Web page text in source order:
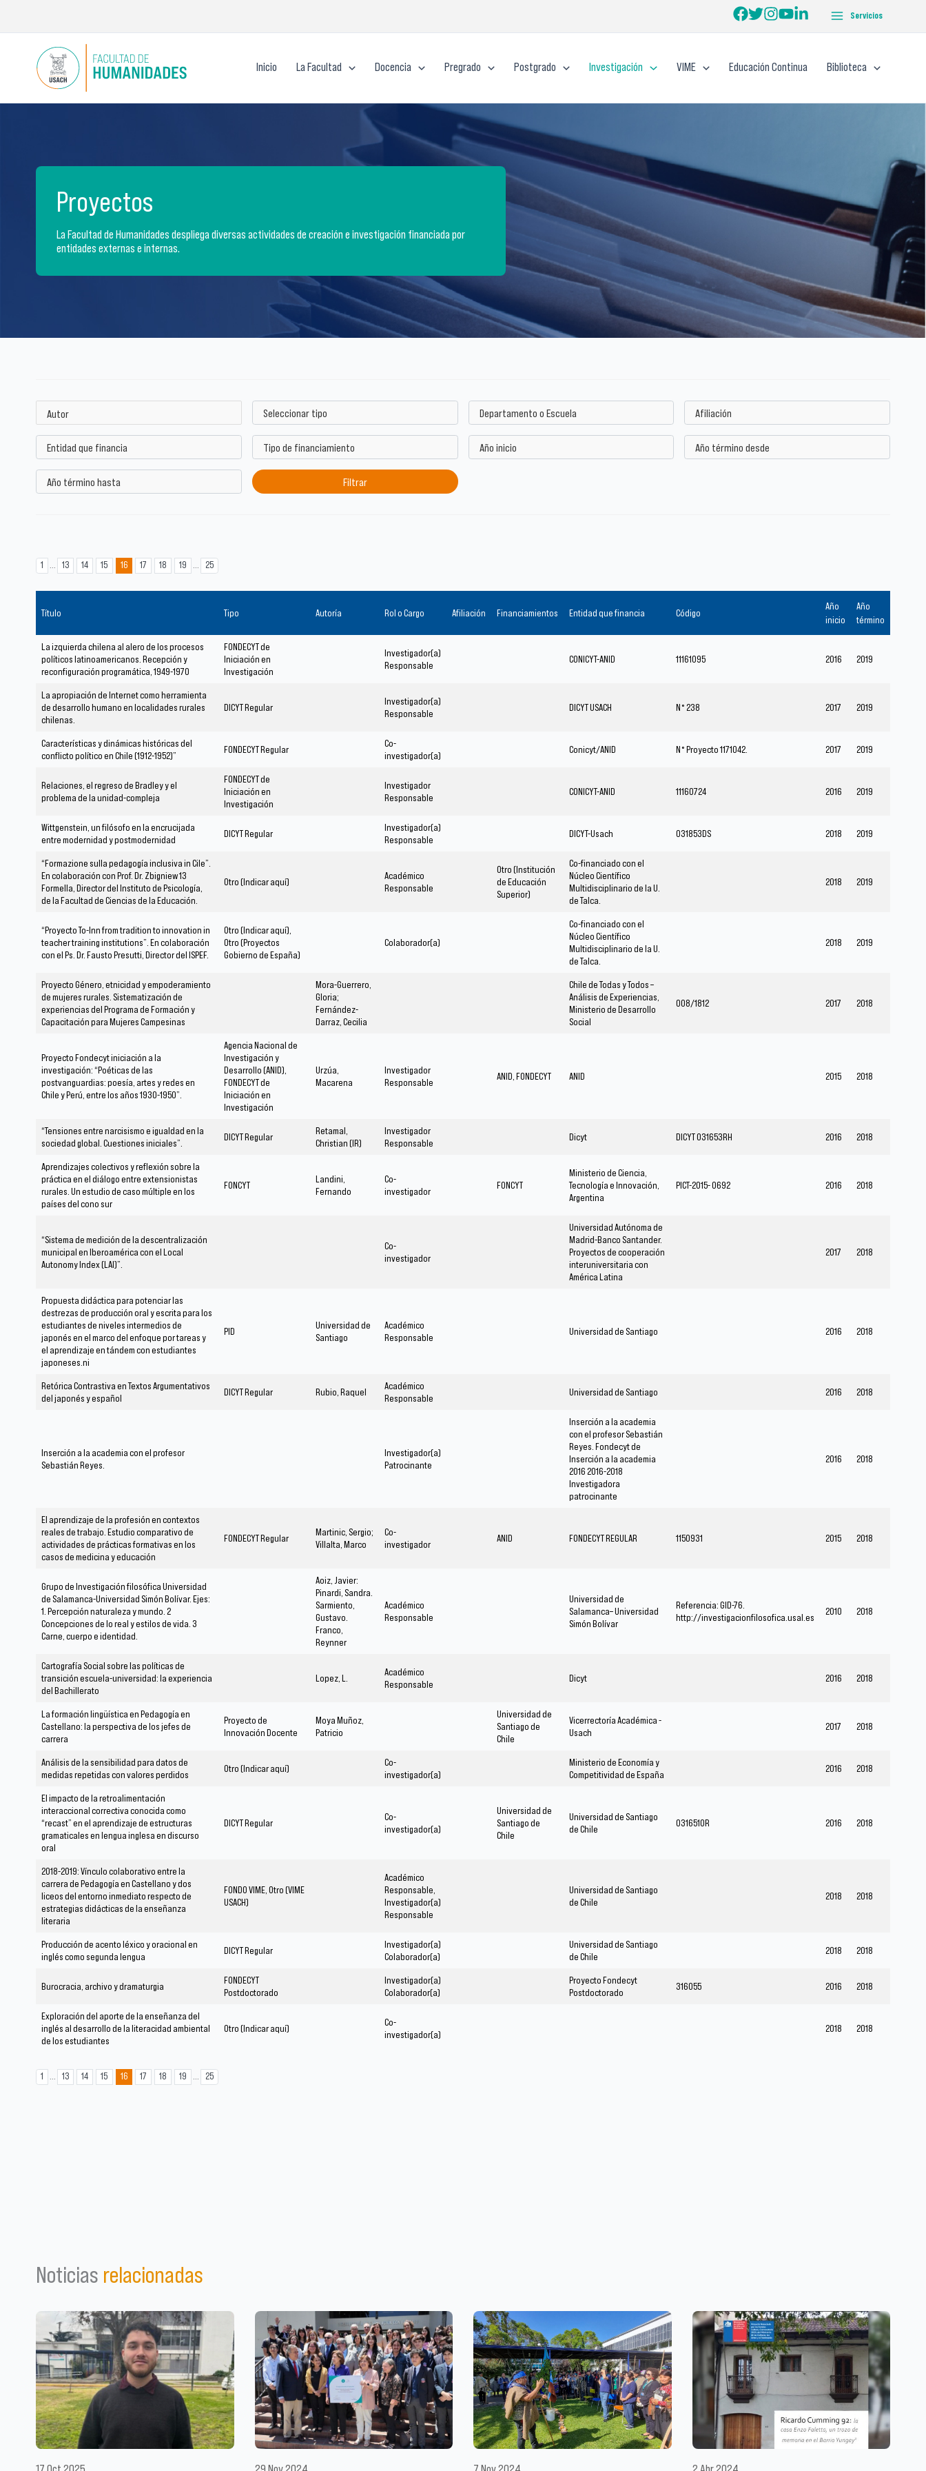
Servicios
Inicio La Facultad Docencia Pregrado Postgrado Investigación VIME Educación Continua Biblioteca
Proyectos
La Facultad de Humanidades despliega diversas actividades de creación e investigación financiada por
entidades externas e internas.
1 ... 13 14 15 16 17 18 19 ... 25
Título Tipo Autoría Rol o Cargo Afiliación Financiamientos Entidad que financia Código
Año
inicio
Año
término
La izquierda chilena al alero de los procesos
políticos latinoamericanos. Recepción y
reconfiguración programática, 1949-1970
FONDECYT de
Iniciación en
Investigación
Investigador(a)
Responsable
CONICYT-ANID 11161095 2016 2019
La apropiación de Internet como herramienta
de desarrollo humano en localidades rurales
chilenas.
DICYT Regular
Investigador(a)
Responsable
DICYT USACH N° 238 2017 2019
Características y dinámicas históricas del
conflicto político en Chile (1912-1952)”
FONDECYT Regular
Co-
investigador(a)
Conicyt/ANID N° Proyecto 1171042. 2017 2019
Relaciones, el regreso de Bradley y el
problema de la unidad-compleja
FONDECYT de
Iniciación en
Investigación
Investigador
Responsable
CONICYT-ANID 11160724 2016 2019
Wittgenstein, un filósofo en la encrucijada
entre modernidad y postmodernidad
DICYT Regular
Investigador(a)
Responsable
DICYT-Usach 031853DS 2018 2019
“Formazione sulla pedagogía inclusiva in Cile”.
En colaboración con Prof. Dr. Zbigniew 13
Formella, Director del Instituto de Psicología,
de la Facultad de Ciencias de la Educación.
Otro (Indicar aquí)
Académico
Responsable
Otro (Institución
de Educación
Superior)
Co-financiado con el
Núcleo Científico
Multidisciplinario de la U.
de Talca.
2018 2019
“Proyecto To-Inn from tradition to innovation in
teacher training institutions”. En colaboración
con el Ps. Dr. Fausto Presutti, Director del ISPEF.
Otro (Indicar aquí),
Otro (Proyectos
Gobierno de España)
Colaborador(a)
Co-financiado con el
Núcleo Científico
Multidisciplinario de la U.
de Talca.
2018 2019
Proyecto Género, etnicidad y empoderamiento
de mujeres rurales. Sistematización de
experiencias del Programa de Formación y
Capacitación para Mujeres Campesinas
Mora-Guerrero,
Gloria;
Fernández-
Darraz, Cecilia
Chile de Todas y Todos –
Análisis de Experiencias,
Ministerio de Desarrollo
Social
008/1812 2017 2018
Proyecto Fondecyt iniciación a la
investigación: “Poéticas de las
postvanguardias: poesía, artes y redes en
Chile y Perú, entre los años 1930-1950”.
Agencia Nacional de
Investigación y
Desarrollo (ANID),
FONDECYT de
Iniciación en
Investigación
Urzúa,
Macarena
Investigador
Responsable
ANID, FONDECYT ANID 2015 2018
“Tensiones entre narcisismo e igualdad en la
sociedad global. Cuestiones iniciales”.
DICYT Regular
Retamal,
Christian (IR)
Investigador
Responsable
Dicyt DICYT 031653RH 2016 2018
Aprendizajes colectivos y reflexión sobre la
práctica en el diálogo entre extensionistas
rurales. Un estudio de caso múltiple en los
países del cono sur
FONCYT
Landini,
Fernando
Co-
investigador
FONCYT
Ministerio de Ciencia,
Tecnología e Innovación,
Argentina
PICT-2015- 0692 2016 2018
“Sistema de medición de la descentralización
municipal en Iberoamérica con el Local
Autonomy Index (LAI)”.
Co-
investigador
Universidad Autónoma de
Madrid-Banco Santander.
Proyectos de cooperación
interuniversitaria con
América Latina
2017 2018
Propuesta didáctica para potenciar las
destrezas de producción oral y escrita para los
estudiantes de niveles intermedios de
japonés en el marco del enfoque por tareas y
el aprendizaje en tándem con estudiantes
japoneses.ni
PID
Universidad de
Santiago
Académico
Responsable
Universidad de Santiago 2016 2018
Retórica Contrastiva en Textos Argumentativos
del japonés y español
DICYT Regular Rubio, Raquel
Académico
Responsable
Universidad de Santiago 2016 2018
Inserción a la academia con el profesor
Sebastián Reyes.
Investigador(a)
Patrocinante
Inserción a la academia
con el profesor Sebastián
Reyes. Fondecyt de
Inserción a la academia
2016 2016-2018
Investigadora
patrocinante
2016 2018
El aprendizaje de la profesión en contextos
reales de trabajo. Estudio comparativo de
actividades de prácticas formativas en los
casos de medicina y educación
FONDECYT Regular
Martinic, Sergio;
Villalta, Marco
Co-
investigador
ANID FONDECYT REGULAR 1150931 2015 2018
Grupo de Investigación filosófica Universidad
de Salamanca-Universidad Simón Bolívar. Ejes:
1. Percepción naturaleza y mundo. 2
Concepciones de lo real y estilos de vida. 3
Carne, cuerpo e identidad.
Aoiz, Javier:
Pinardi, Sandra.
Sarmiento,
Gustavo.
Franco,
Reynner
Académico
Responsable
Universidad de
Salamanca– Universidad
Simón Bolívar
Referencia: GID-76.
http://investigacionfilosofica.usal.es
2010 2018
Cartografía Social sobre las políticas de
transición escuela-universidad: la experiencia
del Bachillerato
Lopez, L.
Académico
Responsable
Dicyt 2016 2018
La formación lingüística en Pedagogía en
Castellano: la perspectiva de los jefes de
carrera
Proyecto de
Innovación Docente
Moya Muñoz,
Patricio
Universidad de
Santiago de
Chile
Vicerrectoría Académica -
Usach
2017 2018
Análisis de la sensibilidad para datos de
medidas repetidas con valores perdidos
Otro (Indicar aquí)
Co-
investigador(a)
Ministerio de Economía y
Competitividad de España
2016 2018
El impacto de la retroalimentación
interaccional correctiva conocida como
“recast” en el aprendizaje de estructuras
gramaticales en lengua inglesa en discurso
oral
DICYT Regular
Co-
investigador(a)
Universidad de
Santiago de
Chile
Universidad de Santiago
de Chile
031651OR 2016 2018
2018-2019: Vínculo colaborativo entre la
carrera de Pedagogía en Castellano y dos
liceos del entorno inmediato respecto de
estrategias didácticas de la enseñanza
literaria
FONDO VIME, Otro (VIME
USACH)
Académico
Responsable,
Investigador(a)
Responsable
Universidad de Santiago
de Chile
2018 2018
Producción de acento léxico y oracional en
inglés como segunda lengua
DICYT Regular
Investigador(a)
Colaborador(a)
Universidad de Santiago
de Chile
2018 2018
Burocracia, archivo y dramaturgia
FONDECYT
Postdoctorado
Investigador(a)
Colaborador(a)
Proyecto Fondecyt
Postdoctorado
316055 2016 2018
Exploración del aporte de la enseñanza del
inglés al desarrollo de la literacidad ambiental
de los estudiantes
Otro (Indicar aquí)
Co-
investigador(a)
2018 2018
1 13 14 15 16 17 18 19 25
Noticias relacionadas